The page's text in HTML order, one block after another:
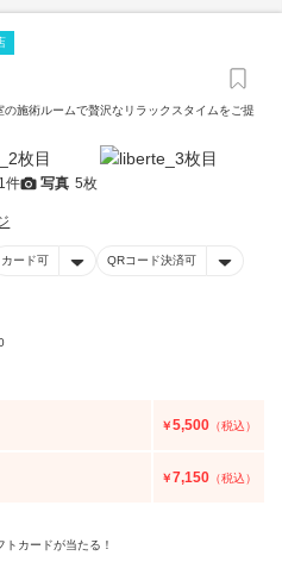
の施術ルームで贅沢なリラックスタイムをご提
1件 写真 5枚
カード可 QRコード決済可
￥5,500 （税込）
￥7,150 （税込）
カードが当たる！